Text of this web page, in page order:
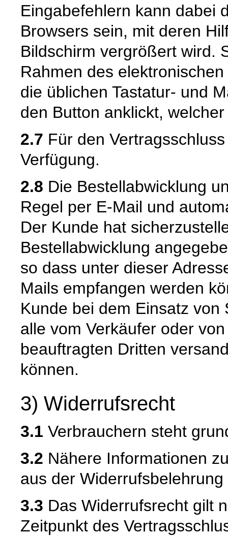
Eingabefehlern kann dabei
Browsers sein, mit deren
Bildschirm vergrößert wird.
Rahmen des
die üblichen Tastatur- und
den Button anklickt,
2.7 Für den
Verfügung.
2.8 Die Bestellabwicklung
Regel per E-Mail und
Der Kunde hat
Bestellabwicklung
so dass unter dieser
Mails empfangen werden
Kunde bei dem Einsatz
alle vom Verkäufer oder
beauftragten Dritten
können.
3) Widerrufsrecht
3.1 Verbrauchern steht
3.2 Nähere Informationen
aus der
3.3 Das Widerrufsrecht gilt
Zeitpunkt des